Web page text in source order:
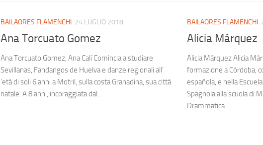
BAILAORES FLAMENCHI 24 LUGLIO 2018
Ana Torcuato Gomez
Ana Torcuato Gomez, Ana Calí Comincia a studiare
Sevillanas, Fandangos de Huelva e danze regionali all’
’età di soli 6 anni a Motril, sulla costa Granadina, sua città
natale. A 8 anni, incoraggiata dal...
BAILAORES FLAMENCHI
Alicia Márquez
Alicia Márquez Alicia
formazione a Córdoba,
española, e nella
Spagnola alla scuola di
Drammatica...